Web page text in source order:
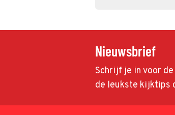
Nieuwsbrief
Schrijf je in voor
de leukste kijktips